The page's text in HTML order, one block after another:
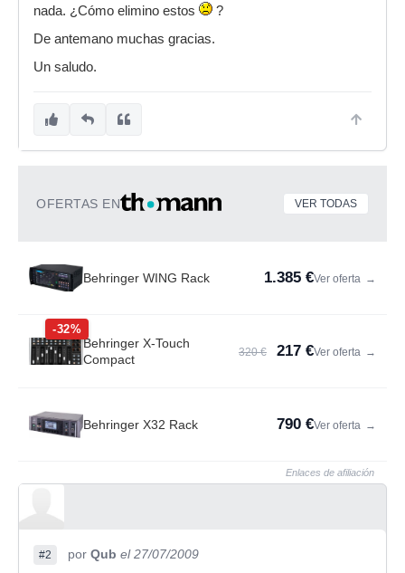
nada. ¿Cómo elimino estos
?
De antemano muchas gracias.
Un saludo.
OFERTAS EN VER TODAS
Behringer WING Rack 1.385 €Ver oferta →
-32%
Behringer X-Touch
Compact
320 € 217 €Ver oferta →
Behringer X32 Rack 790 €Ver oferta →
Enlaces de afiliación
#2 por Qub el 27/07/2009